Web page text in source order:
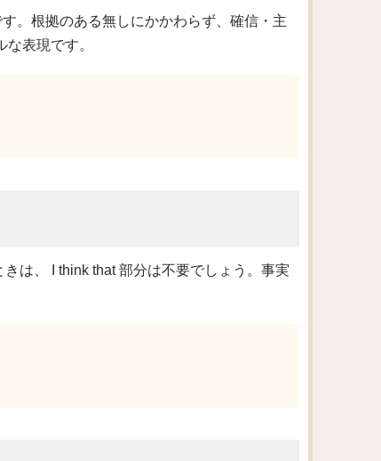
。根拠のある無しにかかわらず、確信・主
表現です。
は、 I think that 部分は不要でしょう。事実